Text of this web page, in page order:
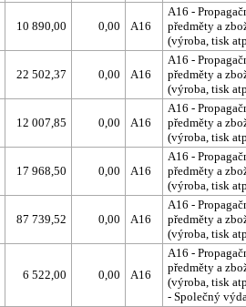
10 890,00 0,00 A16
A16 -
předměty a
(výroba, tisk
22 502,37 0,00 A16
A16 -
předměty a
(výroba, tisk
12 007,85 0,00 A16
A16 -
předměty a
(výroba, tisk
17 968,50 0,00 A16
A16 -
předměty a
(výroba, tisk
87 739,52 0,00 A16
A16 -
předměty a
(výroba, tisk
6 522,00 0,00 A16
A16 -
předměty a
(výroba, tisk
- Společný